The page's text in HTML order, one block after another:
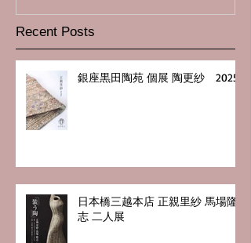
Recent Posts
銀座黒田陶苑 個展 陶更紗 2025
日本橋三越本店 正親里紗 馬場隆
志 二人展